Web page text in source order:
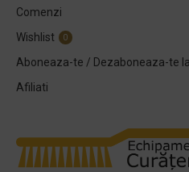
Comenzi
Wishlist
0
Aboneaza-te / Dezaboneaza-te
Afiliati